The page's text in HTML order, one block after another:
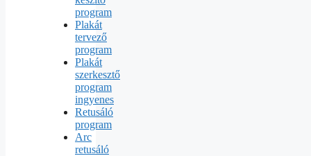
program
Plakát
tervező
program
Plakát
szerkesztő
program
ingyenes
Retusáló
program
Arc
retusáló